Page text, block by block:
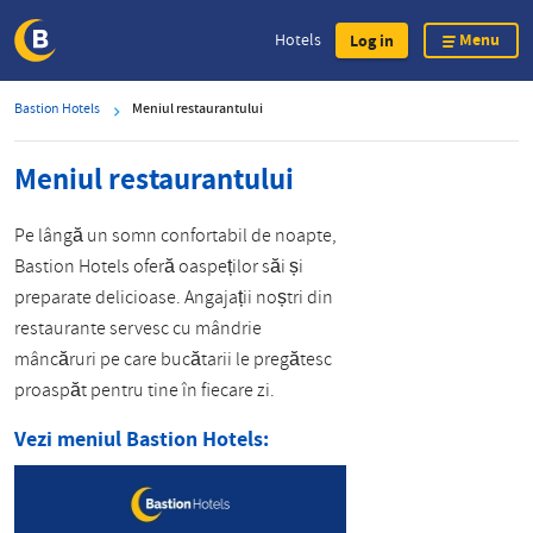
content
Hotels Log in Menu
Bastion Hotels Meniul restaurantului
Meniul restaurantului
Pe lângă un somn confortabil de noapte,
Bastion Hotels oferă oaspeților săi și
preparate delicioase. Angajații noștri din
restaurante servesc cu mândrie
mâncăruri pe care bucătarii le pregătesc
proaspăt pentru tine în fiecare zi.
Vezi meniul Bastion Hotels: